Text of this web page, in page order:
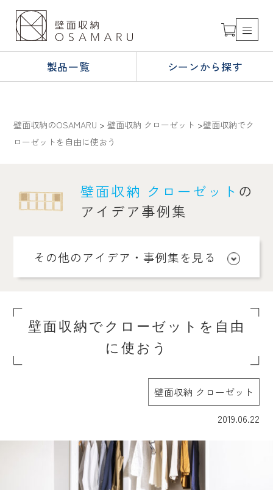
製品一覧 シーンから探す
壁面収納のOSAMARU >壁面収納 クローゼット >壁面収納でク
ローゼットを自由に使おう
壁面収納 クローゼット の
アイデア事例集
その他のアイデア・事例集を見る
壁面収納でクローゼットを自由
に使おう
壁面収納 クローゼット
2019.06.22